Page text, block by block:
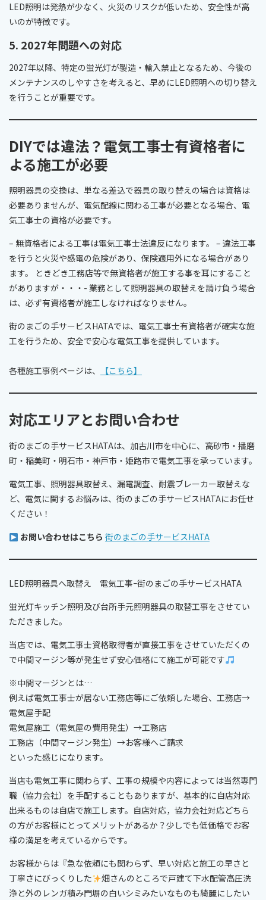
LED照明は発熱が少なく、火災のリスクが低いため、安全性が高
いのが特徴です。
5. 2027年問題への対応
2027年以降、特定の蛍光灯が製造・輸入禁止となるため、今後の
メンテナンスのしやすさを考えると、早めにLED照明への切り替え
を行うことが重要です。
DIYでは違法？電気工事士有資格者に
よる施工が必要
照明器具の交換は、単なる差込で器具の取り替えの場合は資格は
必要ありませんが、電気配線に関わる工事が必要となる場合、電
気工事士の資格が必要です。
– 無資格者による工事は電気工事士法違反になります。 – 違法工事
を行うと火災や感電の危険があり、保険適用外になる場合があり
ます。 ときどき工務店等で無資格者が施工する事を耳にすること
がありますが・・・- 業務として照明器具の取替えを請け負う場合
は、必ず有資格者が施工しなければなりません。
街のまごの手サービスHATAでは、電気工事士有資格者が確実な施
工を行うため、安全で安心な電気工事を提供しています。
各種施工事例ページは、 【こちら】
対応エリアとお問い合わせ
街のまごの手サービスHATAは、加古川市を中心に、高砂市・播磨
町・稲美町・明石市・神戸市・姫路市で電気工事を承っています。
電気工事、照明器具取替え、漏電調査、耐震ブレーカー取替えな
ど、電気に関するお悩みは、街のまごの手サービスHATAにお任せ
ください！
お問い合わせはこちら 街のまごの手サービスHATA
LED照明器具へ取替え 電気工事ｰ街のまごの手サービスHATA
蛍光灯キッチン照明及び台所手元照明器具の取替工事をさせてい
ただきました。
当店では、電気工事士資格取得者が直接工事をさせていただくの
で中間マージン等が発生せず安心価格にて施工が可能です
※中間マージンとは…
例えば電気工事士が居ない工務店等にご依頼した場合、工務店→
電気屋手配
電気屋施工（電気屋の費用発生）→工務店
工務店（中間マージン発生）→お客様へご請求
といった感じになります。
当店も電気工事に関わらず、工事の規模や内容によっては当然専門
職（協力会社）を手配することもありますが、基本的に自店対応
出来るものは自店で施工します。自店対応，協力会社対応どちら
の方がお客様にとってメリットがあるか？少しでも低価格でお客
様の満足を考えているからです。
お客様からは『急な依頼にも関わらず、早い対応と施工の早さと
丁寧さにびっくりした
畑さんのところで戸建て下水配管高圧洗
浄と外のレンガ積み門塀の白いシミみたいなものも綺麗にしたい